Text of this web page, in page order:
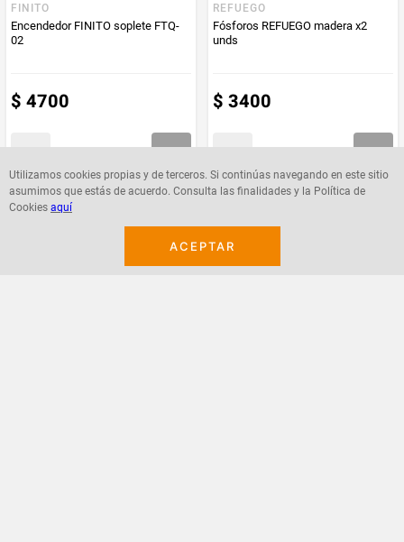
Utilizamos cookies propias y de terceros. Si continúas navegando en este sitio
asumimos que estás de acuerdo. Consulta las finalidades y la Política de
Cookies aquí
ACEPTAR
FINITO
Encendedor FINITO soplete FTQ-
02
$ 4700
REFUEGO
Fósforos REFUEGO madera x2
unds
$ 3400